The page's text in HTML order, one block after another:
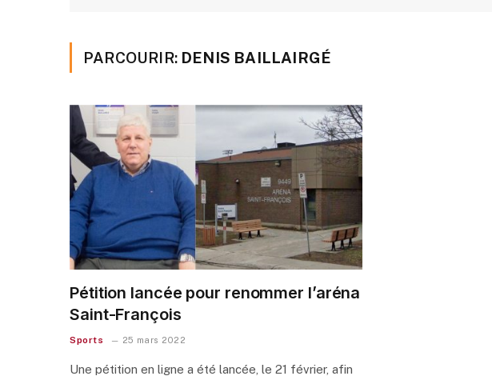
PARCOURIR: DENIS BAILLAIRGÉ
Pétition lancée pour renommer l’aréna
Saint-François
Sports 25 mars 2022
Une pétition en ligne a été lancée, le 21 février, afin